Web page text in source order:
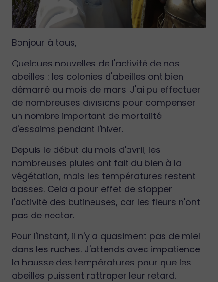
Bonjour à tous,
Quelques nouvelles de l'activité de nos
abeilles : les colonies d'abeilles ont bien
démarré au mois de mars. J'ai pu effectuer
de nombreuses divisions pour compenser
un nombre important de mortalité
d'essaims pendant l'hiver.
Depuis le début du mois d'avril, les
nombreuses pluies ont fait du bien à la
végétation, mais les températures restent
basses. Cela a pour effet de stopper
l'activité des butineuses, car les fleurs n'ont
pas de nectar.
Pour l'instant, il n'y a quasiment pas de miel
dans les ruches. J'attends avec impatience
la hausse des températures pour que les
abeilles puissent rattraper leur retard.